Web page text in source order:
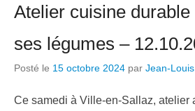
Atelier cuisine
ses légumes –
Posté le 15 octobre 2024 par Jean-Louis
Ce samedi à Ville-en-Sallaz, atelier